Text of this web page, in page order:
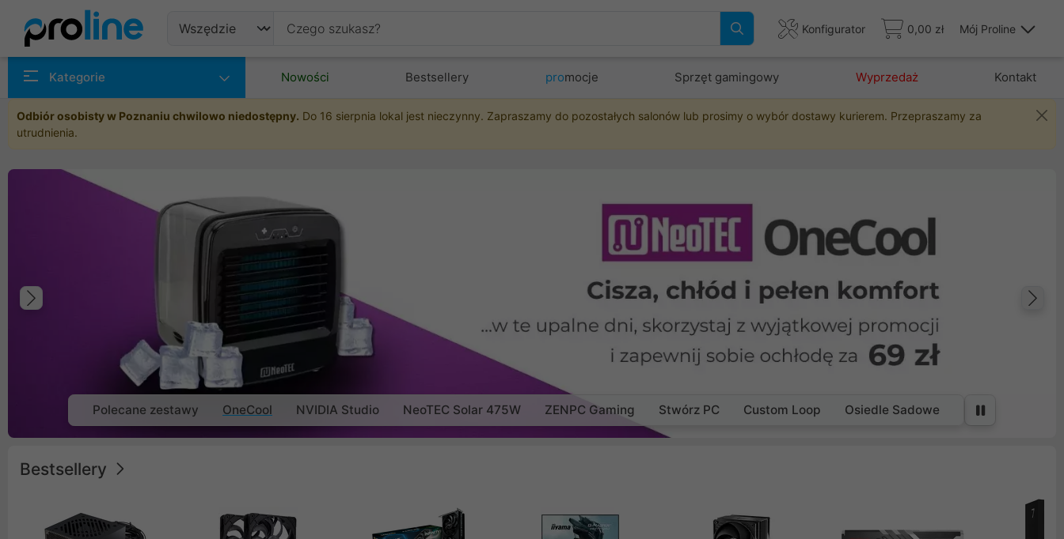
Konfigurator 0,00 zł Mój Proline
Kategorie Nowości Bestsellery promocje Sprzęt gamingowy Wyprzedaż Kontakt
Odbiór osobisty w Poznaniu chwilowo niedostępny. Do 16 sierpnia lokal jest nieczynny. Zapraszamy do pozostałych salonów lub prosimy o wybór dostawy kurierem. Przepraszamy za
utrudnienia.
Poprzedni
Polecane zestawy OneCool NVIDIA Studio NeoTEC Solar 475W ZENPC Gaming Stwórz PC Custom Loop Osiedle Sadowe
Bestsellery